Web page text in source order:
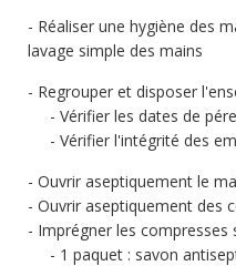
Réaliser une hygiène des
lavage simple des mains
Regrouper et disposer
Vérifier les dates de
Vérifier l'intégrité des
Ouvrir aseptiquement le
Ouvrir aseptiquement des
Imprégner les compresses
1 paquet : savon